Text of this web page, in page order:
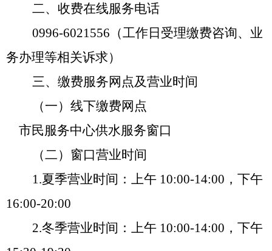
二、收费在线服务电话
0996-6021556 （工作日受理缴费咨询、业
务办理等相关诉求）
三、缴费服务网点及营业时间
（一）线下缴费网点
市民服务中心供水服务窗口
（二）窗口营业时间
1.夏季营业时间 ：上午10:00-14:00 ，下午
16:00-20:00
2.冬季营业时间 ：上午10:00-14:00 ，下午